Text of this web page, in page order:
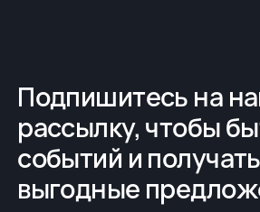
Подпишитесь на
рассылку, чтобы
событий и
выгодные